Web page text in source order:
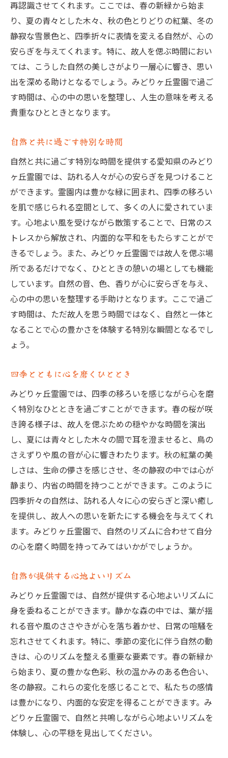
再認識させてくれます。ここでは、春の新緑から始ま
り、夏の青々とした木々、秋の色とりどりの紅葉、冬の
静寂な雪景色と、四季折々に表情を変える自然が、心の
安らぎを与えてくれます。特に、故人を偲ぶ時間におい
ては、こうした自然の美しさがより一層心に響き、思い
出を深める助けとなるでしょう。みどりヶ丘霊園で過ご
す時間は、心の中の思いを整理し、人生の意味を考える
貴重なひとときとなります。
自然と共に過ごす特別な時間
自然と共に過ごす特別な時間を提供する愛知県のみどり
ヶ丘霊園では、訪れる人々が心の安らぎを見つけること
ができます。霊園内は豊かな緑に囲まれ、四季の移ろい
を肌で感じられる空間として、多くの人に愛されていま
す。心地よい風を受けながら散策することで、日常のス
トレスから解放され、内面的な平和をもたらすことがで
きるでしょう。また、みどりヶ丘霊園では故人を偲ぶ場
所であるだけでなく、ひとときの憩いの場としても機能
しています。自然の音、色、香りが心に安らぎを与え、
心の中の思いを整理する手助けとなります。ここで過ご
す時間は、ただ故人を思う時間ではなく、自然と一体と
なることで心の豊かさを体験する特別な瞬間となるでし
ょう。
四季とともに心を磨くひととき
みどりヶ丘霊園では、四季の移ろいを感じながら心を磨
く特別なひとときを過ごすことができます。春の桜が咲
き誇る様子は、故人を偲ぶための穏やかな時間を演出
し、夏には青々とした木々の間で耳を澄ませると、鳥の
さえずりや風の音が心に響きわたります。秋の紅葉の美
しさは、生命の儚さを感じさせ、冬の静寂の中では心が
静まり、内省の時間を持つことができます。このように
四季折々の自然は、訪れる人々に心の安らぎと深い癒し
を提供し、故人への思いを新たにする機会を与えてくれ
ます。みどりヶ丘霊園で、自然のリズムに合わせて自分
の心を磨く時間を持ってみてはいかがでしょうか。
自然が提供する心地よいリズム
みどりヶ丘霊園では、自然が提供する心地よいリズムに
身を委ねることができます。静かな森の中では、葉が揺
れる音や風のささやきが心を落ち着かせ、日常の喧騒を
忘れさせてくれます。特に、季節の変化に伴う自然の動
きは、心のリズムを整える重要な要素です。春の新緑か
ら始まり、夏の豊かな色彩、秋の温かみのある色合い、
冬の静寂。これらの変化を感じることで、私たちの感情
は豊かになり、内面的な安定を得ることができます。み
どりヶ丘霊園で、自然と共鳴しながら心地よいリズムを
体験し、心の平穏を見出してください。